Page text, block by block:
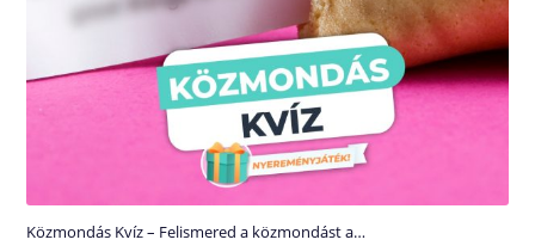
Közmondás Kvíz – Felismered a közmondást a…